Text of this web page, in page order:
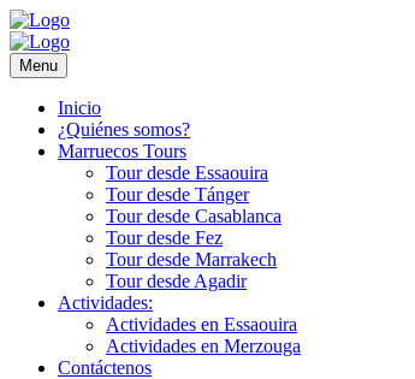
Menu
Inicio
¿Quiénes somos?
Marruecos Tours
Tour desde Essaouira
Tour desde Tánger
Tour desde Casablanca
Tour desde Fez
Tour desde Marrakech
Tour desde Agadir
Actividades:
Actividades en Essaouira
Actividades en Merzouga
Contáctenos